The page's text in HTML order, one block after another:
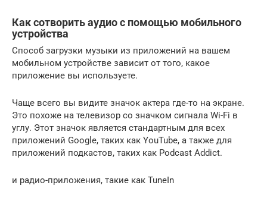
Как сотворить аудио с помощью мобильного
устройства
Способ загрузки музыки из приложений на вашем
мобильном устройстве зависит от того, какое
приложение вы используете.
Чаще всего вы видите значок актера где-то на экране.
Это похоже на телевизор со значком сигнала Wi-Fi в
углу. Этот значок является стандартным для всех
приложений Google, таких как YouTube, а также для
приложений подкастов, таких как Podcast Addict.
и радио-приложения, такие как TuneIn